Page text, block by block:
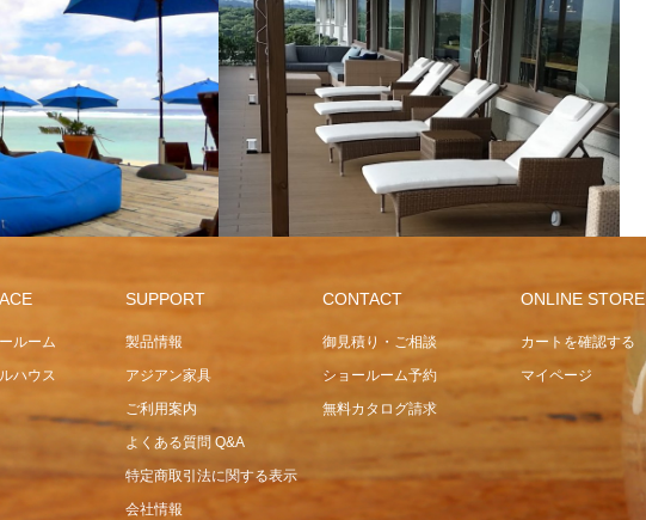
POLE
LOUNGER
SUN BUNS
EXCLUSIVE
GARDEN LOUNGER
JAPAN PROJECT MANTRA VOGUE
ルーム
ハウス
SUPPORT
製品情報
アジアン家具
ご利用案内
よくある質問 Q&A
特定商取引法に関する表示
会社情報
CONTACT
御見積り・ご相談
ショールーム予約
無料カタログ請求
ONLINE STORE
カートを確認する
マイページ